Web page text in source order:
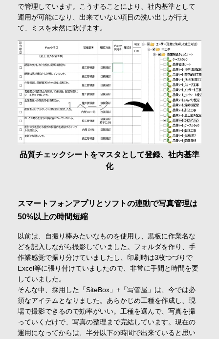
で管理しています。こうすることにより、社内基準として
運用が可能になり、出来ていない項目の洗い出しが行え
て、ミスを未然に防げます。
品質チェックシートをマスタとして登録、社内基準
化
スマートフォンアプリとソフトの連動で写真管理は
50%以上の時間短縮
以前は、自撮り棒みたいなものを使用し、黒板に作業名な
どを記入しながら撮影していました。フォルダを作り、手
作業感覚で振り分けていましたし、印刷時は3枚つづりで
Excel等に張り付けていましたので、非常に手間と時間を要
していました。
そんな中、採用した「SiteBox」+「写管屋」は、今では必
須なアイテムとなりました。あらかじめ工種を作成し、現
場で撮影できるので効率がいい。工種を選んで、写真を撮
っていくだけで、写真の整理まで完結しています。現在の
運用になってからは、半分以下の時間で出来ていると思い